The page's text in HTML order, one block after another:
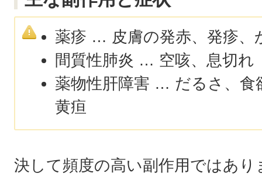
薬疹 … 皮膚の発赤、発疹、
間質性肺炎 … 空咳、息切れ
薬物性肝障害 … だるさ、食
黄疸
決して頻度の高い副作用ではあ